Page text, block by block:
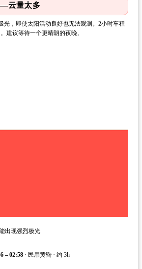
云量太多
光，即使太阳活动良好也无法观测。2小时车程
建议等待一个更晴朗的夜晚。
出现强烈极光
– 02:58 · 民用黄昏 · 约 3h